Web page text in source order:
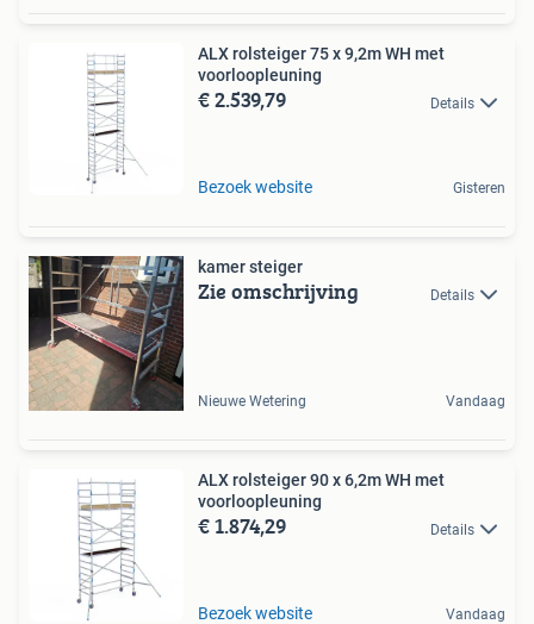
ALX rolsteiger 75 x 9,2m WH met
voorloopleuning
€ 2.539,79 Details
Bezoek website Gisteren
kamer steiger
Zie omschrijving Details
Nieuwe Wetering Vandaag
ALX rolsteiger 90 x 6,2m WH met
voorloopleuning
€ 1.874,29 Details
Bezoek website Vandaag